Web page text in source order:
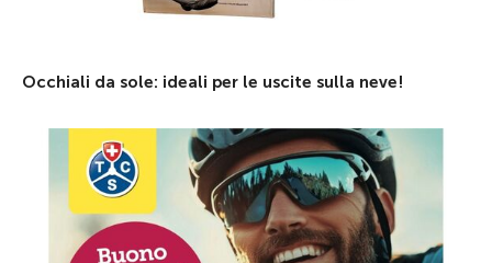
Occhiali da sole: ideali per le uscite sulla neve!